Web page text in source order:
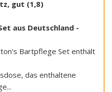
gut (1,8)
aus Deutschland -
Bartpflege Set enthält
das enthaltene